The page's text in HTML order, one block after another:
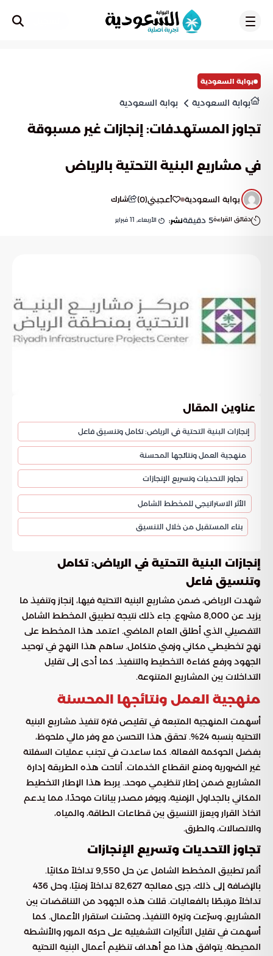
بوابة السعودية
بوابة السعودية بوابة السعودية
تجاوز المستهدفات: إنجازات غير مسبوقة
في مشاريع البنية التحتية بالرياض
بوابة السعودية أعجبني(
0
) شارك
دقائق القراءة5 دقيقةنشر: الأربعاء, 11 فبراير
عناوين المقال
إنجازات البنية التحتية في الرياض: تكامل وتنسيق فاعل
منهجية العمل ونتائجها المحسنة
تجاوز التحديات وتسريع الإنجازات
الأثر الاستراتيجي للمخطط الشامل
بناء المستقبل من خلال التنسيق
إنجازات البنية التحتية في الرياض: تكامل
وتنسيق فاعل
شهدت الرياض، ضمن مشاريع البنية التحتية فيها، إنجاز وتنفيذ ما
يزيد عن 8,000 مشروع. جاء ذلك نتيجة تطبيق المخطط الشامل
التفصيلي الذي أطلق العام الماضي. اعتمد هذا المخطط على
نهج تخطيطي مكاني وزمني متكامل. ساهم هذا النهج في توحيد
الجهود ورفع كفاءة التخطيط والتنفيذ. كما أدى إلى تقليل
التداخلات بين المشاريع المتنوعة.
منهجية العمل ونتائجها المحسنة
أسهمت المنهجية المتبعة في تقليص فترة تنفيذ مشاريع البنية
التحتية بنسبة 24%. تحقق هذا التحسن مع وفر مالي ملحوظ،
بفضل الحوكمة الفعالة. كما ساعدت في تجنب عمليات السفلتة
غير الضرورية ومنع انقطاع الخدمات. أتاحت هذه الطريقة إدارة
المشاريع ضمن إطار تنظيمي موحد. يربط هذا الإطار التخطيط
المكاني بالجداول الزمنية، ويوفر مصدر بيانات موحدًا، مما يدعم
اتخاذ القرار ويعزز التنسيق بين قطاعات الطاقة، والمياه،
والاتصالات، والطرق.
تجاوز التحديات وتسريع الإنجازات
أثمر تطبيق المخطط الشامل عن حل 9,550 تداخلاً مكانيًا.
بالإضافة إلى ذلك، جرى معالجة 82,627 تداخلاً زمنيًا، وحل 436
تداخلاً مرتبطًا بالفعاليات. قللت هذه الجهود من التناقضات بين
المشاريع، وسرّعت وتيرة التنفيذ، وحسّنت استقرار الأعمال. كما
أسهمت في تقليل التأثيرات التشغيلية على حركة المرور والأنشطة
المحيطة. يتوافق هذا مع أهداف تنظيم أعمال البنية التحتية